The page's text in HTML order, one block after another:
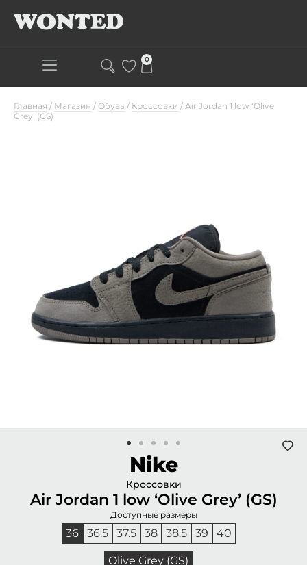
0
Главная / Магазин / Обувь / Кроссовки / Air Jordan 1 low ‘Olive
Grey’ (GS)
Nike
Кроссовки
Air Jordan 1 low ‘Olive Grey’ (GS)
Доступные размеры
36 36.5 37.5 38 38.5 39 40
Olive Grey (GS)